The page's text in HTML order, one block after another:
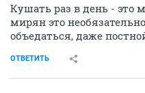
Кушать раз в день - это
мирян это
объедаться, даже
ОТВЕТИТЬ